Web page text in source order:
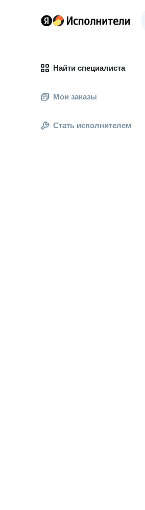
Найти специалиста
Мои заказы
Стать исполнителем